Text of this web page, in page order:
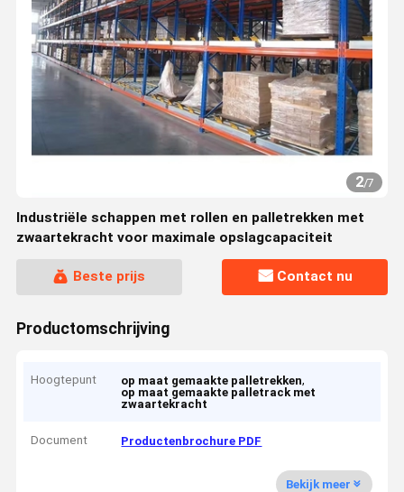
2/7
Industriële schappen met rollen en palletrekken met
zwaartekracht voor maximale opslagcapaciteit
Beste prijs Contact nu
Productomschrijving
Hoogtepunt op maat gemaakte palletrekken,
op maat gemaakte palletrack met
zwaartekracht
Document Productenbrochure PDF
Bekijk meer